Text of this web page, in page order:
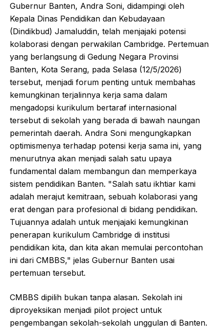
Gubernur Banten, Andra Soni, didampingi oleh
Kepala Dinas Pendidikan dan Kebudayaan
(Dindikbud) Jamaluddin, telah menjajaki potensi
kolaborasi dengan perwakilan Cambridge. Pertemuan
yang berlangsung di Gedung Negara Provinsi
Banten, Kota Serang, pada Selasa (12/5/2026)
tersebut, menjadi forum penting untuk membahas
kemungkinan terjalinnya kerja sama dalam
mengadopsi kurikulum bertaraf internasional
tersebut di sekolah yang berada di bawah naungan
pemerintah daerah. Andra Soni mengungkapkan
optimismenya terhadap potensi kerja sama ini, yang
menurutnya akan menjadi salah satu upaya
fundamental dalam membangun dan memperkaya
sistem pendidikan Banten. "Salah satu ikhtiar kami
adalah merajut kemitraan, sebuah kolaborasi yang
erat dengan para profesional di bidang pendidikan.
Tujuannya adalah untuk menjajaki kemungkinan
penerapan kurikulum Cambridge di institusi
pendidikan kita, dan kita akan memulai percontohan
ini dari CMBBS," jelas Gubernur Banten usai
pertemuan tersebut.
CMBBS dipilih bukan tanpa alasan. Sekolah ini
diproyeksikan menjadi pilot project untuk
pengembangan sekolah-sekolah unggulan di Banten.